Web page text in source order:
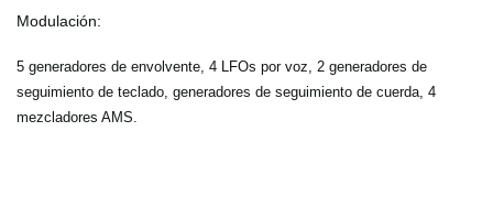
Modulación:
5 generadores de envolvente, 4 LFOs por voz, 2 generadores de
seguimiento de teclado, generadores de seguimiento de cuerda, 4
mezcladores AMS.